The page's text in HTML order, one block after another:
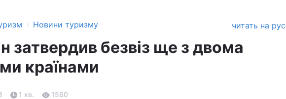
› Новини туризму читать на
затвердив безвіз ще з двома
країнами
1 хв. 1560